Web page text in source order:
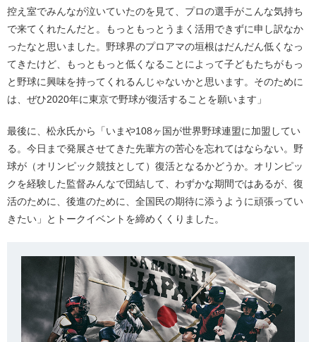
控え室でみんなが泣いていたのを見て、プロの選手がこんな気持ち
で来てくれたんだと。もっともっとうまく活用できずに申し訳なか
ったなと思いました。野球界のプロアマの垣根はだんだん低くなっ
てきたけど、もっともっと低くなることによって子どもたちがもっ
と野球に興味を持ってくれるんじゃないかと思います。そのために
は、ぜひ2020年に東京で野球が復活することを願います」
最後に、松永氏から「いまや108ヶ国が世界野球連盟に加盟してい
る。今日まで発展させてきた先輩方の苦心を忘れてはならない。野
球が（オリンピック競技として）復活となるかどうか。オリンピッ
クを経験した監督みんなで団結して、わずかな期間ではあるが、復
活のために、後進のために、全国民の期待に添うように頑張ってい
きたい」とトークイベントを締めくくりました。